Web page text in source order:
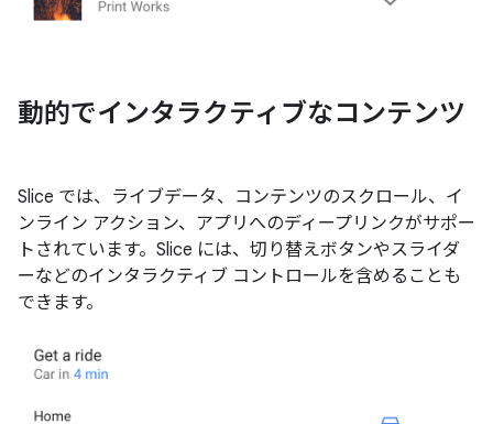
動的でインタラクティブなコンテンツ
Slice では、ライブデータ、コンテンツのスクロール、イ
ンライン アクション、アプリへのディープリンクがサポー
トされています。Slice には、切り替えボタンやスライダ
ーなどのインタラクティブ コントロールを含めることも
できます。